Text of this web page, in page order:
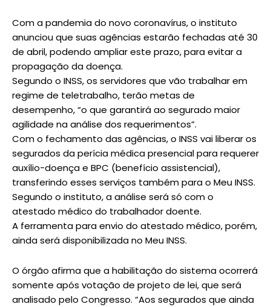
Com a pandemia do novo coronavírus, o instituto
anunciou que suas agências estarão fechadas até 30
de abril, podendo ampliar este prazo, para evitar a
propagação da doença.
Segundo o INSS, os servidores que vão trabalhar em
regime de teletrabalho, terão metas de
desempenho, “o que garantirá ao segurado maior
agilidade na análise dos requerimentos”.
Com o fechamento das agências, o INSS vai liberar os
segurados da perícia médica presencial para requerer
auxílio-doença e BPC (benefício assistencial),
transferindo esses serviços também para o Meu INSS.
Segundo o instituto, a análise será só com o
atestado médico do trabalhador doente.
A ferramenta para envio do atestado médico, porém,
ainda será disponibilizada no Meu INSS.
O órgão afirma que a habilitação do sistema ocorrerá
somente após votação de projeto de lei, que será
analisado pelo Congresso. “Aos segurados que ainda